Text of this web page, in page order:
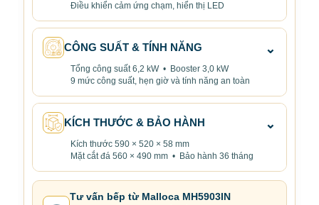
Điều khiển cảm ứng chạm, hiển thị LED
CÔNG SUẤT & TÍNH NĂNG
Tổng công suất 6,2 kW • Booster 3,0 kW
9 mức công suất, hẹn giờ và tính năng an toàn
⌄
KÍCH THƯỚC & BẢO HÀNH
Kích thước 590 × 520 × 58 mm
Mặt cắt đá 560 × 490 mm • Bảo hành 36 tháng
⌄
Tư vấn bếp từ Malloca MH5903IN